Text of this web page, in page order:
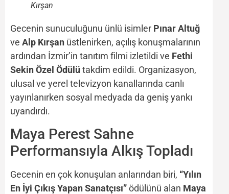
Kırşan
Gecenin sunuculuğunu ünlü isimler Pınar Altuğ
ve Alp Kırşan üstlenirken, açılış konuşmalarının
ardından İzmir’in tanıtım filmi izletildi ve Fethi
Sekin Özel Ödülütakdim edildi. Organizasyon,
ulusal ve yerel televizyon kanallarında canlı
yayınlanırken sosyal medyada da geniş yankı
uyandırdı.
Maya Perest Sahne
Performansıyla Alkış Topladı
Gecenin en çok konuşulan anlarından biri, “Yılın
En İyi Çıkış Yapan Sanatçısı”ödülünü alan Maya